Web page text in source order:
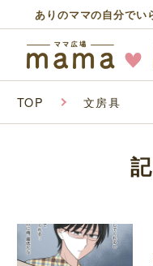
ありのママの自分でい
TOP 文房具